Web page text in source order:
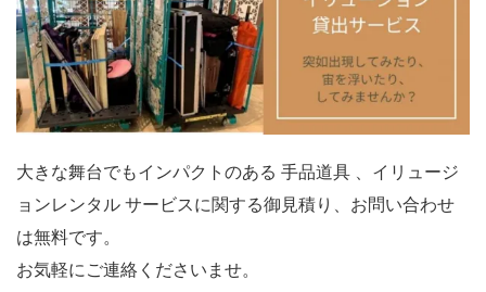
大きな舞台でもインパクトのある 手品道具 、イリュージ
ョンレンタル サービスに関する御見積り、お問い合わせ
は無料です。
お気軽にご連絡くださいませ。